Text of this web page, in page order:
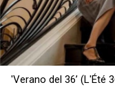
'Verano del 36’ (L'Été